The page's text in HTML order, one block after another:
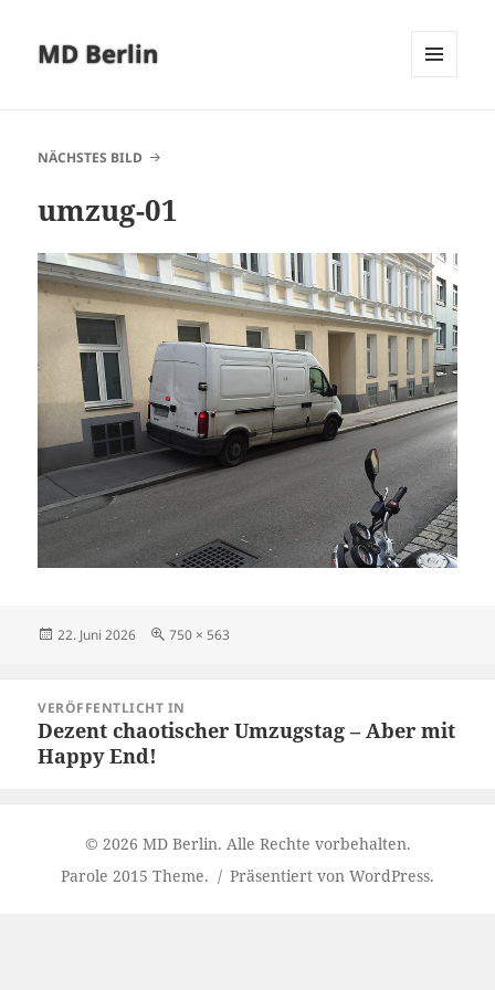
MD Berlin
NÄCHSTES BILD
umzug-01
Veröffentlicht
22. Juni 2026 Originalgröße
750 × 563
VERÖFFENTLICHT IN
Dezent chaotischer Umzugstag – Aber mit
Happy End!
© 2026 MD Berlin. Alle Rechte vorbehalten.
Parole 2015 Theme.
Präsentiert von WordPress.